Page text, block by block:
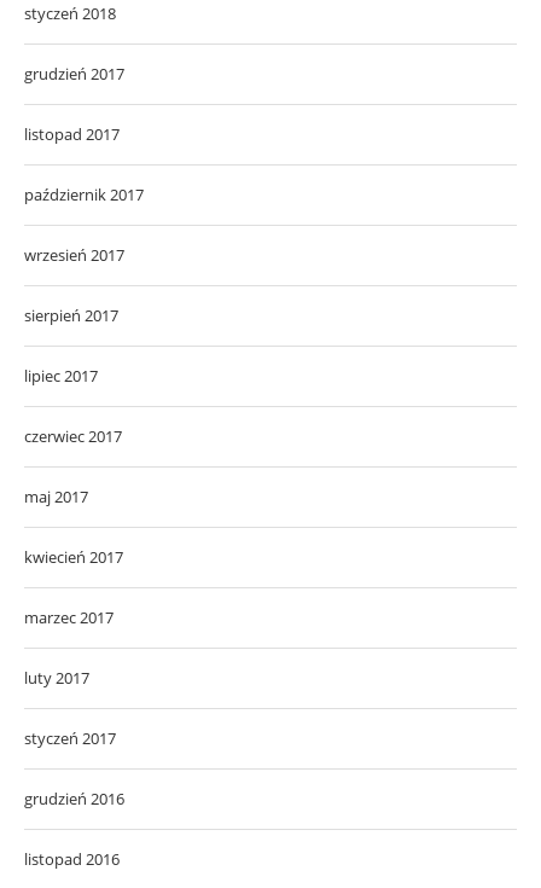
styczeń 2018
grudzień 2017
listopad 2017
październik 2017
wrzesień 2017
sierpień 2017
lipiec 2017
czerwiec 2017
maj 2017
kwiecień 2017
marzec 2017
luty 2017
styczeń 2017
grudzień 2016
listopad 2016